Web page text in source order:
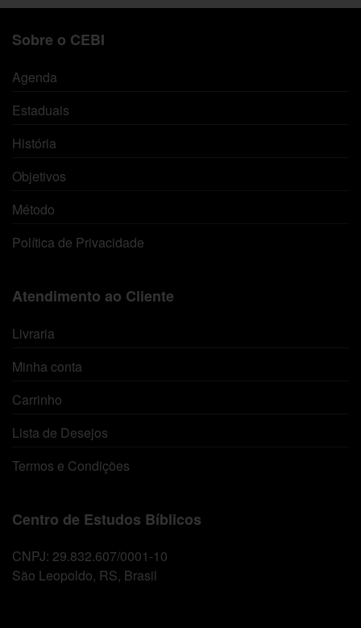
Sobre o CEBI
Agenda
Estaduais
História
Objetivos
Método
Política de Privacidade
Atendimento ao Cliente
Livraria
Minha conta
Carrinho
Lista de Desejos
Termos e Condições
Centro de Estudos Bíblicos
CNPJ: 29.832.607/0001-10
São Leopoldo, RS, Brasil